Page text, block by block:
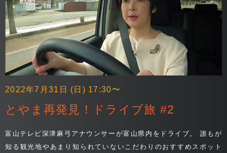
2022年7月31日 (日) 17:30〜
とやま再発見！ドライブ旅 #2
富山テレビ深津麻弓アナウンサーが富山県内をドライブ。 誰もが
知る観光地やあまり知られていないこだわりのおすすめスポット